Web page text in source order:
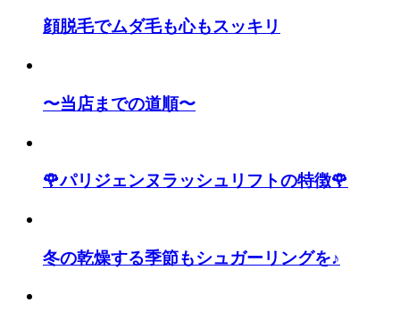
顔脱毛でムダ毛も心もスッキリ
〜当店までの道順〜
🌹パリジェンヌラッシュリフトの特徴🌹
冬の乾燥する季節もシュガーリングを♪